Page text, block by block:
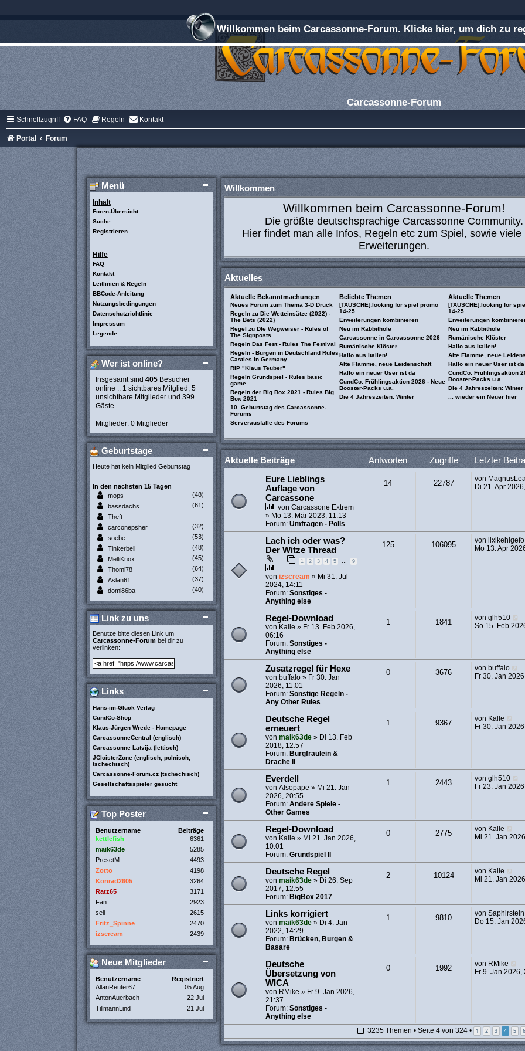
Willkommen beim Carcassonne-Forum. Klicke hier, um dich zu
Carcassonne-Forum
Schnellzugriff FAQ Regeln Kontakt
Portal Forum
Willkommen
Willkommen beim Carcassonne-Forum!
Die größte deutschsprachige Carcassonne Community.
Hier findet man alle Infos, Regeln etc zum Spiel, sowie viele
Erweiterungen.
Aktuelles
Aktuelle Bekanntmachungen Beliebte Themen Aktuelle Themen
Neues Forum zum Thema 3-D Druck
Regeln zu Die Wetteinsätze (2022) -
The Bets (2022)
Regel zu DIe Wegweiser - Rules of
The Signposts
Regeln Das Fest - Rules The Festival
Regeln - Burgen in Deutschland Rules
Castles in Germany
RIP "Klaus Teuber"
Regeln Grundspiel - Rules basic
game
Regeln der Big Box 2021 - Rules Big
Box 2021
10. Geburtstag des Carcassonne-
Forums
Serverausfälle des Forums
[TAUSCHE]:looking for spiel promo
14-25
Erweiterungen kombinieren
Neu im Rabbithole
Carcassonne in Carcassonne 2026
Rumänische Klöster
Hallo aus Italien!
Alte Flamme, neue Leidenschaft
Hallo ein neuer User ist da
CundCo: Frühlingsaktion 2026 - Neue
Booster-Packs u.a.
Die 4 Jahreszeiten: Winter
[TAUSCHE]:looking for
14-25
Erweiterungen
Neu im Rabbithole
Rumänische Klöster
Hallo aus Italien!
Alte Flamme, neue
Hallo ein neuer User ist da
CundCo: Frühlingsaktion
Booster-Packs u.a.
Die 4 Jahreszeiten: Winter
... wieder ein Neuer hier
Aktuelle Beiträge Antworten Zugriffe Letzter
Eure Lieblings
Auflage von
Carcassone
von Carcassone Extrem
» Mo 13. Mär 2023, 11:13
Forum: Umfragen - Polls
14 22787 von
Di 21. Apr
Lach ich oder was?
Der Witze Thread
1 2 3 4 5 9
von izscream » Mi 31. Jul
2024, 14:11
Forum: Sonstiges -
Anything else
125 106095 von lixikehigefo
Mo 13. Apr
Regel-Download
von Kalle » Fr 13. Feb 2026,
06:16
Forum: Sonstiges -
Anything else
1 1841 vonglh510
e
t
r
a
So 15. Feb
Zusatzregel für Hexe
von buffalo» Fr 30. Jan
2026, 11:01
Forum: Sonstige Regeln -
Any Other Rules
0 3676 von buffalo
e
t
r
g
Fr 30. Jan
Deutsche Regel
erneuert
von maik63de» Di 13. Feb
2018, 12:57
Forum: Burgfräulein &
Drache II
1 9367 von Kalle
e
r
B
g
Fr 30. Jan
Everdell
von Alsopape » Mi 21. Jan
2026, 20:55
Forum: Andere Spiele -
Other Games
1 2443 vonglh510
e
t
r
r
Fr 23. Jan
Regel-Download
von Kalle » Mi 21. Jan 2026,
10:01
Forum: Grundspiel II
0 2775 von Kalle
e
s
e
i
t
Mi 21. Jan
Deutsche Regel
von maik63de» Di 26. Sep
2017, 12:55
Forum: BigBox 2017
2 10124 von Kalle
e
s
t
e
t
r
Mi 21. Jan
Links korrigiert
von maik63de» Di 4. Jan
2022, 14:29
Forum: Brücken, Burgen &
Basare
1 9810 vonSaphirstein
Do 15. Jan
Deutsche
Übersetzung von
WICA
von RMike » Fr 9. Jan 2026,
21:37
Forum: Sonstiges -
Anything else
0 1992 von RMike
e
B
e
i
Fr 9. Jan 2026,
3235 Themen • Seite4 von324 • 1 2 3 4 5 6
Menü
Inhalt
Foren-Übersicht
Suche
Registrieren
Hilfe
FAQ
Kontakt
Leitlinien & Regeln
BBCode-Anleitung
Nutzungsbedingungen
Datenschutzrichtlinie
Impressum
Legende
Wer ist online?
Insgesamt sind 405Besucher
online :: 1 sichtbares Mitglied, 5
unsichtbare Mitglieder und 399
Gäste
Mitglieder: 0 Mitglieder
Geburtstage
Heute hat kein Mitglied Geburtstag
In den nächsten 15 Tagen
mops
(48)
bassdachs
(61)
Theft
carconepsher
(32)
soebe
(53)
Tinkerbell
(48)
MelliKnox
(45)
Thomi78
(64)
Aslan61
(37)
domi86ba
(40)
Link zu uns
Benutze bitte diesen Link um
Carcassonne-Forum bei dir zu
verlinken:
Links
Hans-im-Glück Verlag
CundCo-Shop
Klaus-Jürgen Wrede - Homepage
CarcassonneCentral (englisch)
Carcassonne Latvija (lettisch)
JCloisterZone (englisch, polnisch,
tschechisch)
Carcassonne-Forum.cz (tschechisch)
Gesellschaftsspieler gesucht
Top Poster
Benutzername
Beiträge
kettlefish
6361
maik63de
5285
PresetM
4493
Zotto
4198
Konrad2605
3264
Ratz65
3171
Fan
2923
seli
2615
Fritz_Spinne
2470
izscream
2439
Neue Mitglieder
Benutzername
Registriert
AllanReuter67
05 Aug
AntonAuerbach
22 Jul
TillmannLind
21 Jul